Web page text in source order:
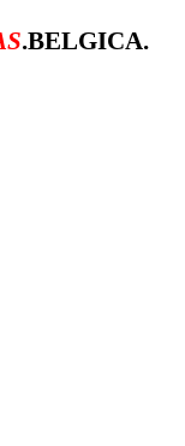
.BELGICA.